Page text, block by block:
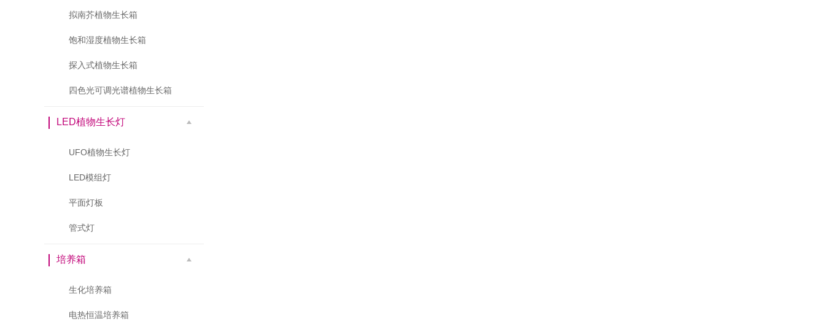
拟南芥植物生长箱
饱和湿度植物生长箱
探入式植物生长箱
四色光可调光谱植物生长箱
LED植物生长灯
UFO植物生长灯
LED模组灯
平面灯板
管式灯
培养箱
生化培养箱
电热恒温培养箱